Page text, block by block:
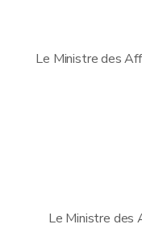
Le Ministre des
Le Ministre des